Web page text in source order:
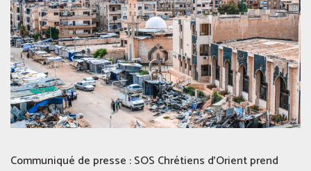
Communiqué de presse : SOS Chrétiens d’Orient prend